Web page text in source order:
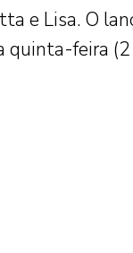
e Lisa. O
quinta-feira